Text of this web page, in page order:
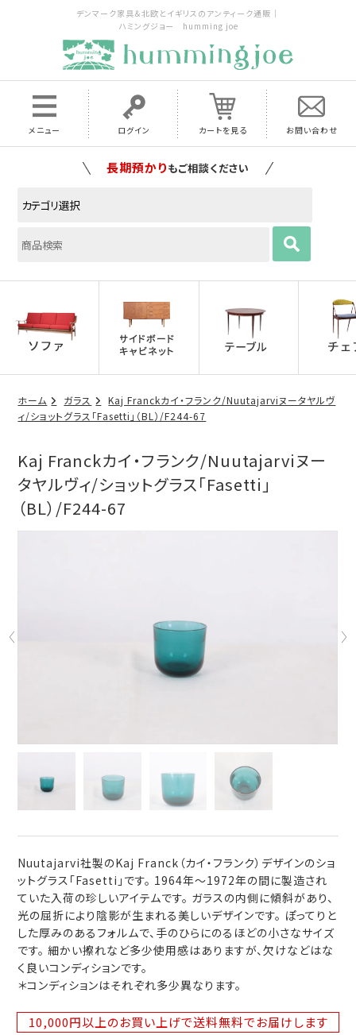
デンマーク家具＆北欧とイギリスのアンティーク通販｜
ハミングジョー humming joe
メニュー ログイン カートを見る お問い合わせ
家具の配送料は全国当店で負担いたします
ホーム ガラス
Kaj Franckカイ・フランク/Nuutajarviヌータヤルヴ
ィ/ショットグラス「Fasetti」（BL）/F244-67
Kaj Franckカイ・フランク/Nuutajarviヌー
タヤルヴィ/ショットグラス「Fasetti」
（BL）/F244-67
Nuutajarvi社製のKaj Franck（カイ・フランク）デザインのショ
ットグラス「Fasetti」です。 1964年～1972年の間に製造され
ていた入荷の珍しいアイテムです。 ガラスの内側に傾斜があり、
光の屈折により陰影が生まれる美しいデザインです。 ぽってりと
した厚みのあるフォルムで、手のひらにのるほどの小さなサイズ
です。 細かい擦れなど多少使用感はありますが、欠けなどはな
く良いコンディションです。
＊コンディションはそれぞれ多少異なります。
10,000円以上のお買い上げで送料無料でお届けします